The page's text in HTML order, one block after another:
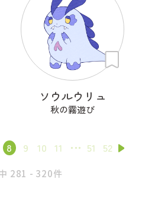
ソウルウリュ
秋の霧遊び
8 9 10 11 51 52
281 - 320件